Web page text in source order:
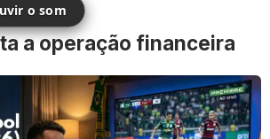
o som
a operação financeira